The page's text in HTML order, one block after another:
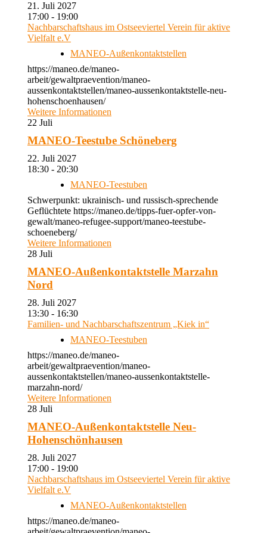
21. Juli 2027
17:00 - 19:00
Nachbarschaftshaus im Ostseeviertel Verein für aktive
Vielfalt e.V
MANEO-Außenkontaktstellen
https://maneo.de/maneo-
arbeit/gewaltpraevention/maneo-
aussenkontaktstellen/maneo-aussenkontaktstelle-neu-
hohenschoenhausen/
Weitere Informationen
22 Juli
MANEO-Teestube Schöneberg
22. Juli 2027
18:30 - 20:30
MANEO-Teestuben
Schwerpunkt: ukrainisch- und russisch-sprechende
Geflüchtete https://maneo.de/tipps-fuer-opfer-von-
gewalt/maneo-refugee-support/maneo-teestube-
schoeneberg/
Weitere Informationen
28 Juli
MANEO-Außenkontaktstelle Marzahn
Nord
28. Juli 2027
13:30 - 16:30
Familien- und Nachbarschaftszentrum „Kiek in“
MANEO-Teestuben
https://maneo.de/maneo-
arbeit/gewaltpraevention/maneo-
aussenkontaktstellen/maneo-aussenkontaktstelle-
marzahn-nord/
Weitere Informationen
28 Juli
MANEO-Außenkontaktstelle Neu-
Hohenschönhausen
28. Juli 2027
17:00 - 19:00
Nachbarschaftshaus im Ostseeviertel Verein für aktive
Vielfalt e.V
MANEO-Außenkontaktstellen
https://maneo.de/maneo-